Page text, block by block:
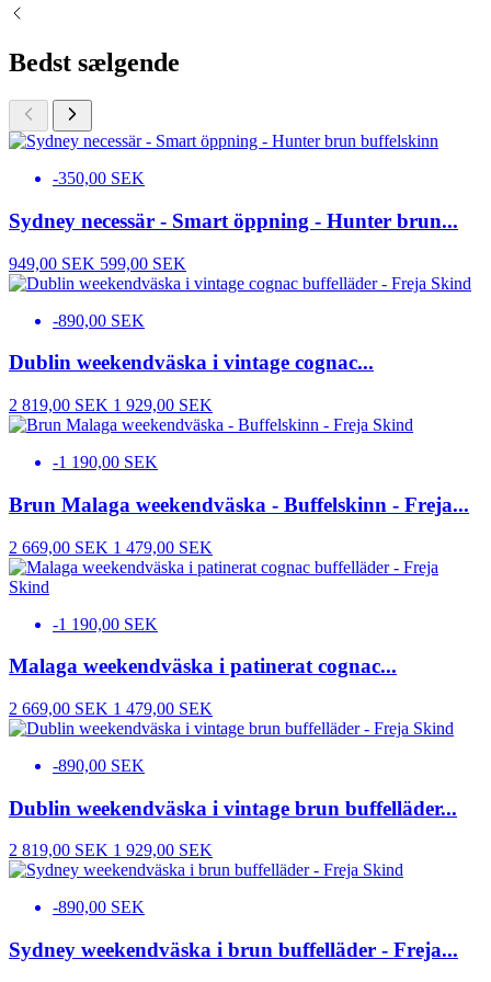
Bedst sælgende
-350,00 SEK
Sydney necessär - Smart öppning - Hunter brun...
949,00 SEK 599,00 SEK
-890,00 SEK
Dublin weekendväska i vintage cognac...
2 819,00 SEK 1 929,00 SEK
-1 190,00 SEK
Brun Malaga weekendväska - Buffelskinn - Freja...
2 669,00 SEK 1 479,00 SEK
-1 190,00 SEK
Malaga weekendväska i patinerat cognac...
2 669,00 SEK 1 479,00 SEK
-890,00 SEK
Dublin weekendväska i vintage brun buffelläder...
2 819,00 SEK 1 929,00 SEK
-890,00 SEK
Sydney weekendväska i brun buffelläder - Freja...